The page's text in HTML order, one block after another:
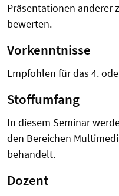
Präsentationen anderer
bewerten.
Vorkenntnisse
Empfohlen für das 4.
Stoffumfang
In diesem Seminar
den Bereichen
behandelt.
Dozent